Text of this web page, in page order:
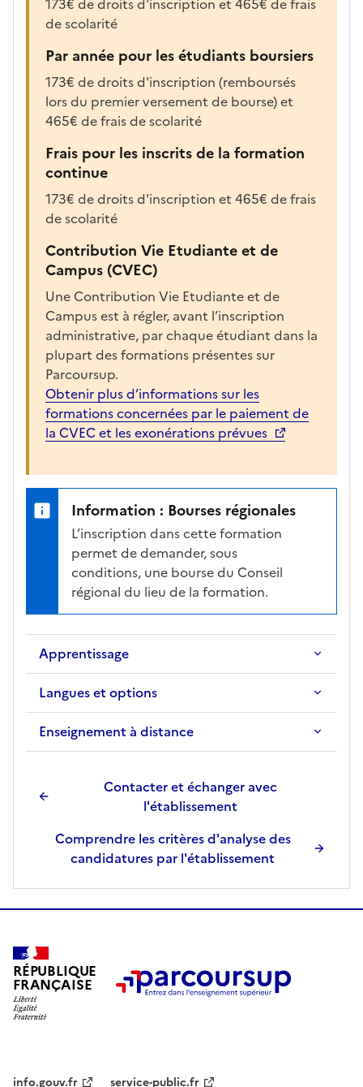
g
e
o
u
a
i
h
l
a
f
i
h
e
d
l
f
o
m
a
t
i
n
é
e
t
o
n
é
e
173€ de droits d'inscription et 465€ de frais
de scolarité
Par année pour les étudiants boursiers
173€ de droits d'inscription (remboursés
lors du premier versement de bourse) et
465€ de frais de scolarité
Frais pour les inscrits de la formation
continue
173€ de droits d'inscription et 465€ de frais
de scolarité
Contribution Vie Etudiante et de
Campus (CVEC)
Une Contribution Vie Etudiante et de
Campus est à régler, avant l’inscription
administrative, par chaque étudiant dans la
plupart des formations présentes sur
Parcoursup.
Obtenir plus d’informations sur les
formations concernées par le paiement de
la CVEC et les exonérations prévues
Information : Bourses régionales
L’inscription dans cette formation
permet de demander, sous
conditions, une bourse du Conseil
régional du lieu de la formation.
Apprentissage
Langues et options
Enseignement à distance
Contacter et échanger avec
l'établissement
Comprendre les critères d'analyse des
candidatures par l'établissement
RÉPUBLIQUE
FRANÇAISE
info.gouv.fr service-public.fr